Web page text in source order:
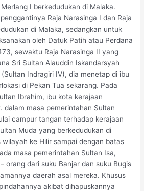
I berkedudukan di Malaka.
Raja Narasinga I dan Raja
di Malaka, sedangkan untuk
oleh Datuk Patih atau Perdana
sewaktu Raja Narasinga II yang
Sri Sultan Alauddin Iskandarsyah
Indragiri IV), dia menetap di ibu
di Pekan Tua sekarang. Pada
Ibrahim, ibu kota kerajaan
dalam masa pemerintahan Sultan
campur tangan terhadap kerajaan
Muda yang berkedudukan di
ke Hilir sampai dengan batas
masa pemerintahan Sultan Isa,
orang dari suku Banjar dan suku Bugis
daerah asal mereka. Khusus
akibat dihapuskannya